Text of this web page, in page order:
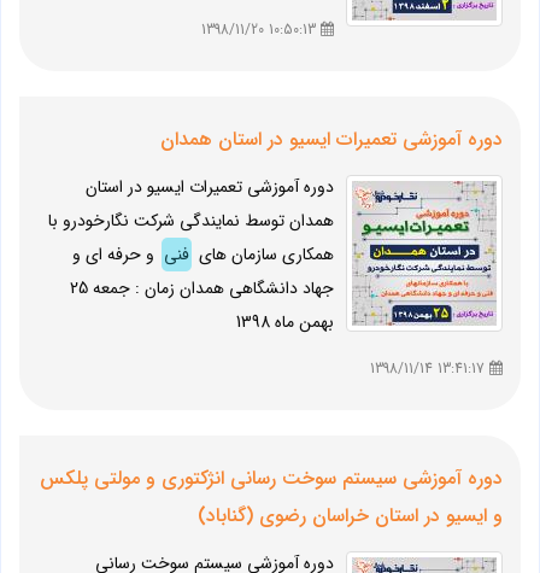
دوره آموزشی تعمیرات ایسیو در استان همدان
دوره آموزشی تعمیرات ایسیو در استان
همدان توسط نمایندگی شرکت نگارخودرو با
همکاری سازمان های فنی و حرفه ای و
جهاد دانشگاهی همدان زمان : جمعه 25
بهمن ماه 1398
دوره آموزشی سیستم سوخت رسانی انژکتوری و مولتی پلکس
و ایسیو در استان خراسان رضوی (گناباد)
دوره آموزشی سیستم سوخت رسانی